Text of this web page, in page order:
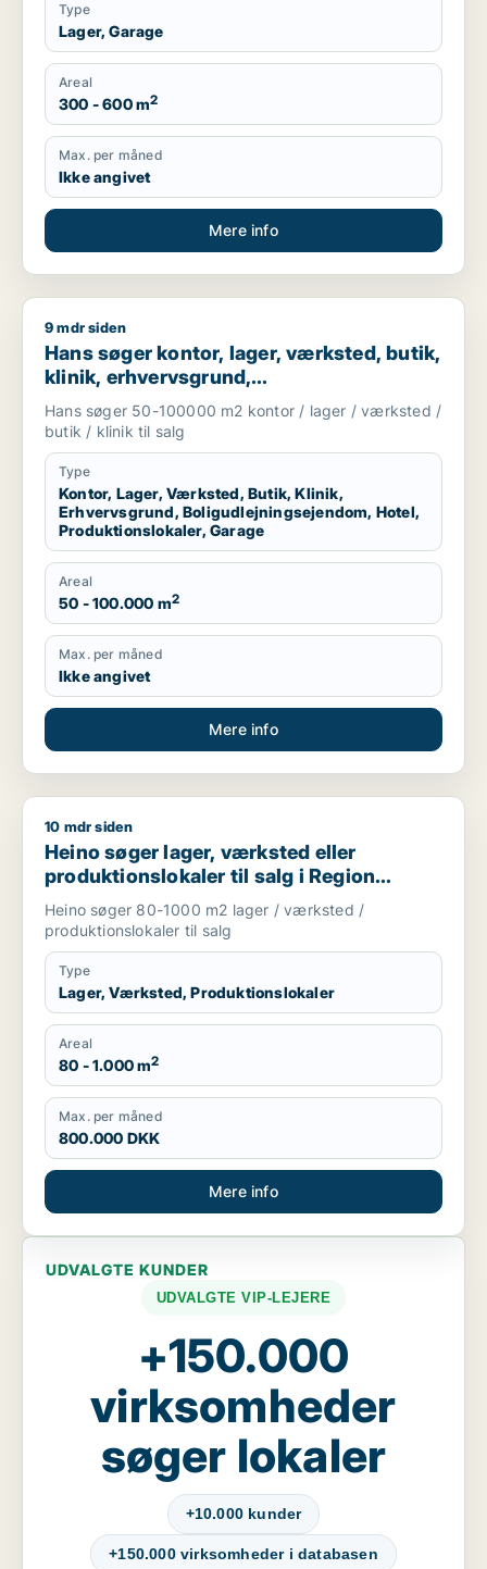
Type
Lager, Garage
Areal
300 - 600 m2
Max. per måned
Ikke angivet
Mere info
Hans søger kontor, lager, værksted, butik, klinik,
9 mdr siden
Hans søger kontor, lager, værksted, butik,
klinik, erhvervsgrund,
boligudlejningsejendom, hotel,
produktionslokaler eller garage til salg i
Region Sjælland
Hans søger 50-100000 m2 kontor / lager / værksted /
butik / klinik til salg
Type
Kontor, Lager, Værksted, Butik, Klinik,
Erhvervsgrund, Boligudlejningsejendom, Hotel,
Produktionslokaler, Garage
Areal
50 - 100.000 m2
Max. per måned
Ikke angivet
Mere info
Heino søger lager, værksted eller produktionslokaler til salg
10 mdr siden
Heino søger lager, værksted eller
produktionslokaler til salg i Region
Sjælland
Heino søger 80-1000 m2 lager / værksted /
produktionslokaler til salg
Type
Lager, Værksted, Produktionslokaler
Areal
80 - 1.000 m2
Max. per måned
800.000 DKK
Mere info
UDVALGTE KUNDER
UDVALGTE VIP-LEJERE
+150.000
virksomheder
søger lokaler
+10.000 kunder
+150.000 virksomheder i databasen